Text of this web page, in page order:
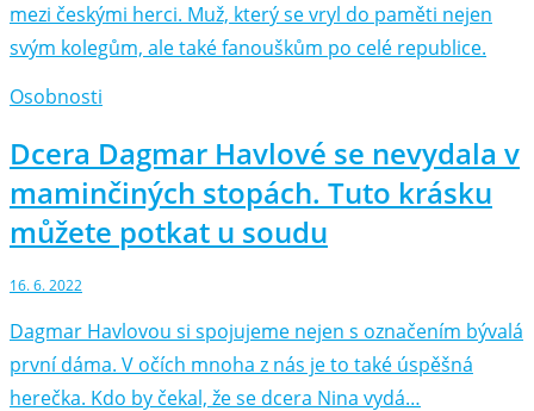
mezi českými herci. Muž, který se vryl do paměti nejen
svým kolegům, ale také fanouškům po celé republice.
Osobnosti
Dcera Dagmar Havlové se nevydala v
maminčiných stopách. Tuto krásku
můžete potkat u soudu
16. 6. 2022
Dagmar Havlovou si spojujeme nejen s označením bývalá
první dáma. V očích mnoha z nás je to také úspěšná
herečka. Kdo by čekal, že se dcera Nina vydá…